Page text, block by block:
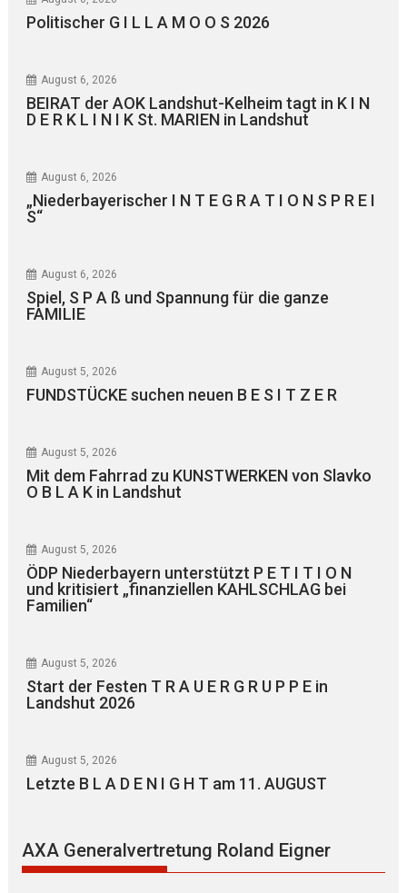
Politischer G I L L A M O O S 2026
August 6, 2026
BEIRAT der AOK Landshut-Kelheim tagt in K I N
D E R K L I N I K St. MARIEN in Landshut
August 6, 2026
„Niederbayerischer I N T E G R A T I O N S P R E I
S“
August 6, 2026
Spiel, S P A ß und Spannung für die ganze
FAMILIE
August 5, 2026
FUNDSTÜCKE suchen neuen B E S I T Z E R
August 5, 2026
Mit dem Fahrrad zu KUNSTWERKEN von Slavko
O B L A K in Landshut
August 5, 2026
ÖDP Niederbayern unterstützt P E T I T I O N
und kritisiert „finanziellen KAHLSCHLAG bei
Familien“
August 5, 2026
Start der Festen T R A U E R G R U P P E in
Landshut 2026
August 5, 2026
Letzte B L A D E N I G H T am 11. AUGUST
AXA Generalvertretung Roland Eigner